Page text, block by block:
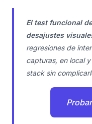
El test funcional
desajustes
regresiones de
capturas, en local
stack sin